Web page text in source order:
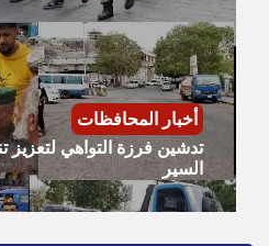
أخبار المحافظات
تدشين فرزة التواهي لتعزيز
السير